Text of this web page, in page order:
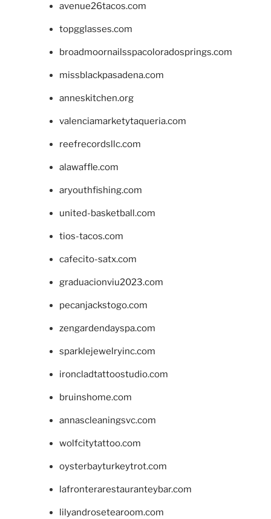
avenue26tacos.com
topgglasses.com
broadmoornailsspacoloradosprings.com
missblackpasadena.com
anneskitchen.org
valenciamarketytaqueria.com
reefrecordsllc.com
alawaffle.com
aryouthfishing.com
united-basketball.com
tios-tacos.com
cafecito-satx.com
graduacionviu2023.com
pecanjackstogo.com
zengardendayspa.com
sparklejewelryinc.com
ironcladtattoostudio.com
bruinshome.com
annascleaningsvc.com
wolfcitytattoo.com
oysterbayturkeytrot.com
lafronterarestauranteybar.com
lilyandrosetearoom.com